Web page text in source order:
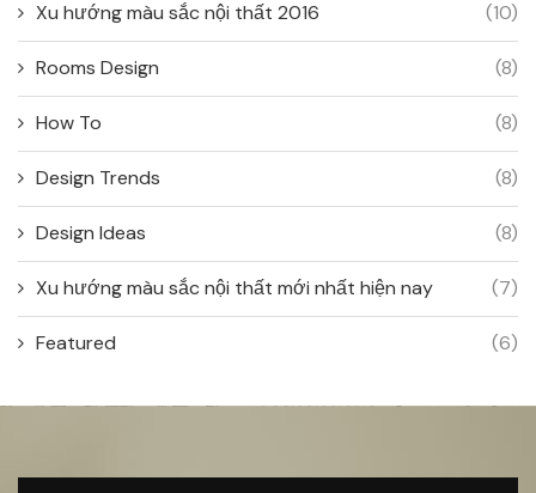
Xu hướng màu sắc nội thất 2016 (10)
Rooms Design (8)
How To (8)
Design Trends (8)
Design Ideas (8)
Xu hướng màu sắc nội thất mới nhất hiện nay (7)
Featured (6)